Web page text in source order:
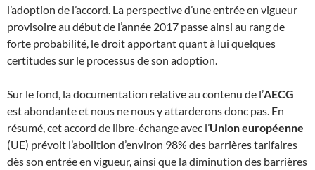
l’adoption de l’accord. La perspective d’une entrée en vigueur
provisoire au début de l’année 2017 passe ainsi au rang de
forte probabilité, le droit apportant quant à lui quelques
certitudes sur le processus de son adoption.
Sur le fond, la documentation relative au contenu de l’AECG
est abondante et nous ne nous y attarderons donc pas. En
résumé, cet accord de libre-échange avec l’Union européenne
(UE) prévoit l’abolition d’environ 98% des barrières tarifaires
dès son entrée en vigueur, ainsi que la diminution des barrières